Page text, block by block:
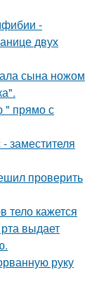
-
двух
сына ножом
" прямо с
заместителя
проверить
тело кажется
выдает
руку